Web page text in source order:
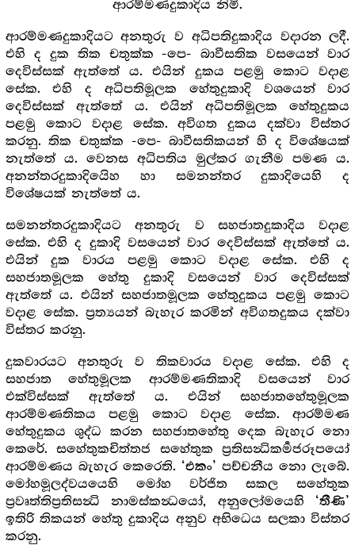
ආරම්මණදුකාදිය නිමි.
ආරම්මණදුකාදියට අනතුරු ව අධිපතිදුකාදිය වදාරන ලදී.
එහි ද දුක තික චතුක්ක -පෙ- බාවීසතික වසයෙන් වාර
දෙවිස්සක් ඇත්තේ ය. එයින් දුකය පළමු කොට වදාළ
සේක. එහි ද අධිපතිමූලක හේතුදුකාදි වශයෙන් වාර
දෙවිස්සක් ඇත්තේ ය. එයින් අධිපතිමූලක හේතුදුකය
පළමු කොට වදාළ සේක. අවිගත දුකය දක්වා විස්තර
කරනු. තික චතුක්ක -පෙ- බාවීසතිකයන් හි ද විශේෂයක්
නැත්තේ ය. වෙනස අධිපතිය මුල්කර ගැනීම පමණ ය.
අනන්තරදුකාදියෙිහ හා සමනන්තර දුකාදියෙහි ද
විශේෂයක් නැත්තේ ය.
සමනන්තරදුකාදියට අනතුරු ව සහජාතදුකාදිය වදාළ
සේක. එහි ද දුකාදි වසයෙන් වාර දෙවිස්සක් ඇත්තේ ය.
එයින් දුක වාරය පළමු කොට වදාළ සේක. එහි ද
සහජාතමූලක හේතු දුකාදි වසයෙන් වාර දෙවිස්සක්
ඇත්තේ ය. එයින් සහජාතමූලක හේතුදුකය පළමු කොට
වදාළ සේක. ප්‍රත්‍යයන් බැහැර කරමින් අවිගතදුකය දක්වා
විස්තර කරනු.
දුකවාරයට අනතුරු ව තිකවාරය වදාළ සේක. එහි ද
සහජාත හේතුමූලක ආරම්මණතිකාදි වසයෙන් වාර
එක්විස්සක් ඇත්තේ ය. එයින් සහජාතහේතුමූලක
ආරම්මණතිකය පළමු කොට වදාළ සේක. ආරම්මණ
හේතුදුකය ශුද්ධ කරන සහජාතහේතු දෙක බැහැර නො
කෙරේ. සහේතුකචිත්තජ සහේතුක ප්‍රතිසන්‍ධිකර්‍මජරූපයෝ
ආරම්මණය බැහැර කෙරෙති. ‘එකං’ පච්චනීය නො ලැබේ.
මෝහමූලද්වයයෙහි මෝහ වර්ජිත සකල සහේතුක
ප්‍රවෘත්තිප්‍රතිසන්‍ධි නාමස්කන්‍ධයෝ, අනුලෝමයෙහි ‘තීණි’
ඉතිරි තිකයන් හේතු දුකාදිය අනුව අභිධෙය සලකා විස්තර
කරනු.